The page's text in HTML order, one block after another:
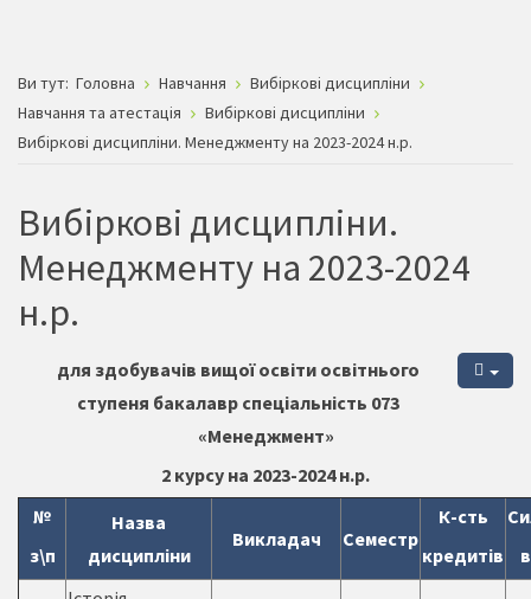
Ви тут: Головна Навчання
Вибіркові дисципліни
Навчання та атестація
Вибіркові дисципліни
Вибіркові дисципліни. Менеджменту на 2023-2024 н.р.
Вибіркові дисципліни.
Менеджменту на 2023-2024
н.р.
для здобувачів вищої освіти освітнього
ступеня бакалавр спеціальність 073
«Менеджмент»
2 курсу на 2023-2024 н.р.
№
з\п
Назва
дисципліни
Викладач Семестр
К-сть
кредитів